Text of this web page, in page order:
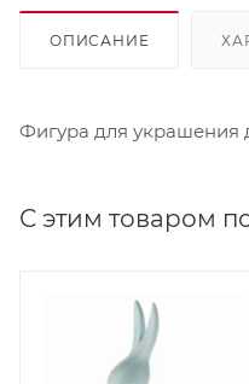
ОПИСАНИЕ
Фигура для
С этим товаром